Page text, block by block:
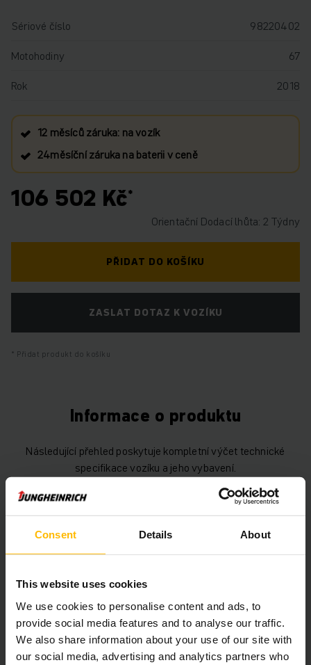
Consent Details About
This website uses cookies
We use cookies to personalise content and ads, to
provide social media features and to analyse our traffic.
We also share information about your use of our site with
our social media, advertising and analytics partners who
Sériové číslo
98220402
Motohodiny
67
Rok
2018
12 měsíců záruka: na vozík
24měsíční záruka na baterii v ceně
106 502 Kč
Orientační Dodací lhůta: 2 Týdny
PŘIDAT DO KOŠÍKU
ZASLAT DOTAZ K VOZÍKU
Přidat produkt do košíku
Informace o produktu
Následující přehled poskytuje kompletní výčet technické
specifikace vozíku a jeho vybavení.
Baterie Lithium-iontová, V / 40 Ah
Rok 2018
Nosnost 1200 kg